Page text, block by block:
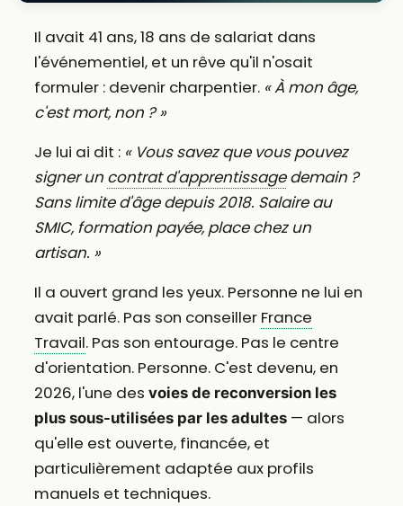
Il avait 41 ans, 18 ans de salariat dans
l'événementiel, et un rêve qu'il n'osait
formuler : devenir charpentier. « À mon âge,
c'est mort, non ? »
Je lui ai dit : « Vous savez que vous pouvez
signer un contrat d'apprentissagedemain ?
Sans limite d'âge depuis 2018. Salaire au
SMIC, formation payée, place chez un
artisan. »
Il a ouvert grand les yeux. Personne ne lui en
avait parlé. Pas son conseiller France
Travail. Pas son entourage. Pas le centre
d'orientation. Personne. C'est devenu, en
2026, l'une des voies de reconversion les
plus sous-utilisées par les adultes— alors
qu'elle est ouverte, financée, et
particulièrement adaptée aux profils
manuels et techniques.